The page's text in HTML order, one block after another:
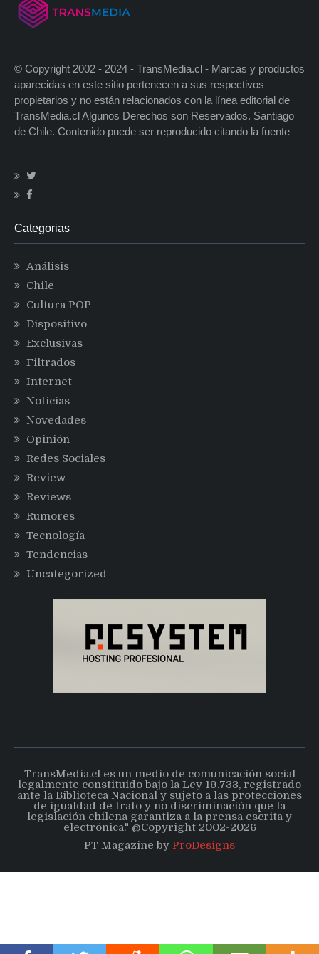
© Copyright 2002 - 2024 - TransMedia.cl - Marcas y productos
aparecidas en este sitio pertenecen a sus respectivos
propietarios y no están relacionados con la línea editorial de
TransMedia.cl Algunos Derechos son Reservados. Santiago
de Chile. Contenido puede ser reproducido citando la fuente
Categorias
Análisis
Chile
Cultura POP
Dispositivo
Exclusivas
Filtrados
Internet
Noticias
Novedades
Opinión
Redes Sociales
Review
Reviews
Rumores
Tecnología
Tendencias
Uncategorized
TransMedia.cl es un medio de comunicación social
legalmente constituido bajo la Ley 19.733, registrado
ante la Biblioteca Nacional y sujeto a las protecciones
de igualdad de trato y no discriminación que la
legislación chilena garantiza a la prensa escrita y
electrónica." @Copyright 2002-2026
PT Magazine by ProDesigns